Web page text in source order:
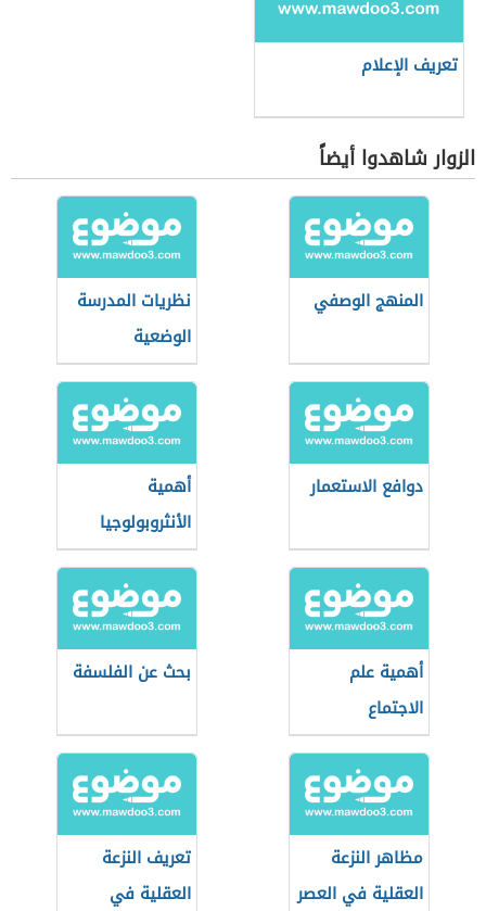
تعريف الإعلام
الزوار شاهدوا أيضاً
المنهج الوصفي
نظريات المدرسة
الوضعية
دوافع الاستعمار
أهمية
الأنثروبولوجيا
أهمية علم
الاجتماع
بحث عن الفلسفة
مظاهر النزعة
العقلية في العصر
تعريف النزعة
العقلية في